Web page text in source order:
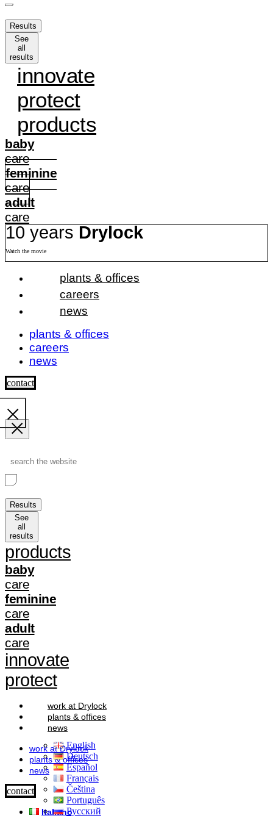
Results
See
all
results
innovate
protect
products
baby
care
feminine
care
adult
care
10 years Drylock
Watch the movie
plants & offices
careers
news
plants & offices
careers
news
contact
...
Results
See
all
results
products
baby
care
feminine
care
adult
care
innovate
protect
work at Drylock
plants & offices
news
work at Drylock
plants & offices
news
contact
Italiano
English
Deutsch
Español
Français
Čeština
Português
Русский